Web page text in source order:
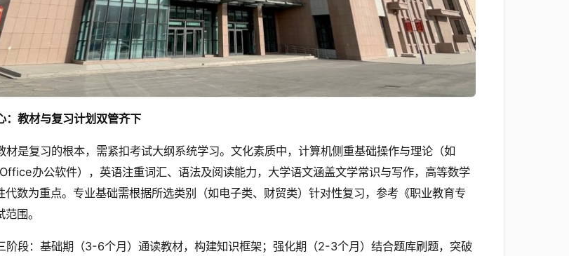
：教材与复习计划双管齐下
材是复习的根本，需紧扣考试大纲系统学习。文化素质中，计算机侧重基础操作与理论（如
办公软件），英语注重词汇、语法及阅读能力，大学语文涵盖文学常识与写作，高等数学
代数为重点。专业基础需根据所选类别（如电子类、财贸类）针对性复习，参考《职业教育专
围。
阶段：基础期（3-6个月）通读教材，构建知识框架；强化期（2-3个月）结合题库刷题，突破